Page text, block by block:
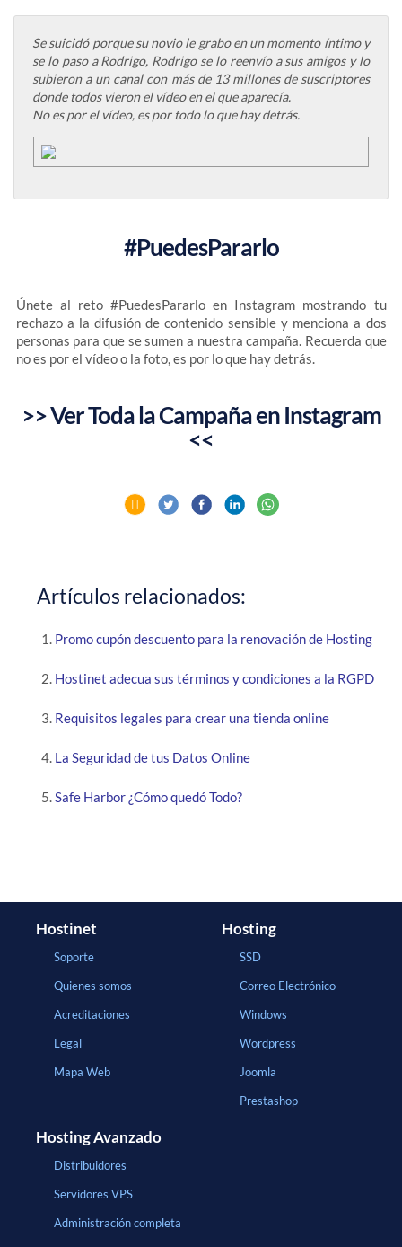
Se suicidó porque su novio le grabo en un momento íntimo y
se lo paso a Rodrigo, Rodrigo se lo reenvío a sus amigos y lo
subieron a un canal con más de 13 millones de suscriptores
donde todos vieron el vídeo en el que aparecía.
No es por el vídeo, es por todo lo que hay detrás.
#PuedesPararlo
Únete al reto #PuedesPararlo en Instagram mostrando tu
rechazo a la difusión de contenido sensible y menciona a dos
personas para que se sumen a nuestra campaña. Recuerda que
no es por el vídeo o la foto, es por lo que hay detrás.
>> Ver Toda la Campaña en Instagram
<<
Artículos relacionados:
Promo cupón descuento para la renovación de Hosting
Hostinet adecua sus términos y condiciones a la RGPD
Requisitos legales para crear una tienda online
La Seguridad de tus Datos Online
Safe Harbor ¿Cómo quedó Todo?
Hostinet
Soporte
Quienes somos
Acreditaciones
Legal
Mapa Web
Hosting
SSD
Correo Electrónico
Windows
Wordpress
Joomla
Prestashop
Hosting Avanzado
Distribuidores
Servidores VPS
Administración completa